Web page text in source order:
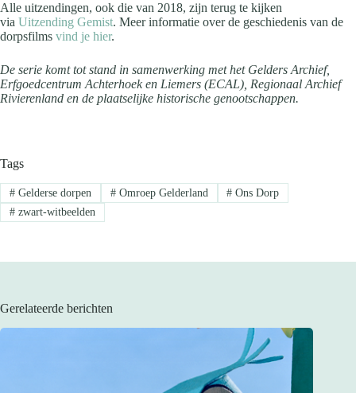
Alle uitzendingen, ook die van 2018, zijn terug te kijken
via Uitzending Gemist. Meer informatie over de geschiedenis van de
dorpsfilms vind je hier.
De serie komt tot stand in samenwerking met het Gelders Archief,
Erfgoedcentrum Achterhoek en Liemers (ECAL), Regionaal Archief
Rivierenland en de plaatselijke historische genootschappen.
Tags
#Gelderse dorpen #Omroep Gelderland # Ons Dorp
#zwart-witbeelden
Gerelateerde berichten